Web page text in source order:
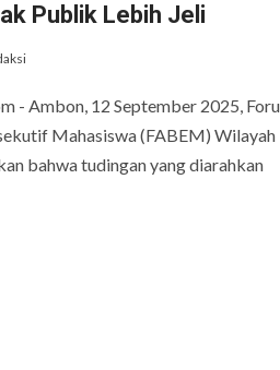
Publik Lebih Jeli
- Ambon, 12 September 2025,
Mahasiswa (FABEM) Wilayah
bahwa tudingan yang diarahkan